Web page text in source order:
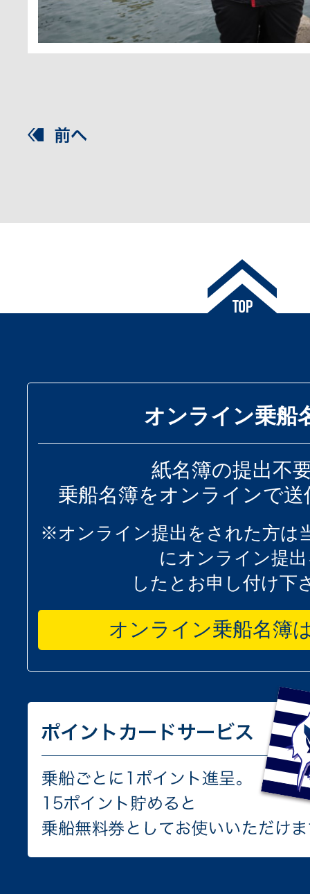
オンライン乗船
紙名簿の提出不
乗船名簿をオンラインで
※オンライン提出をされた方は
にオンライン提
したとお申し付け下
オンライン乗船名簿